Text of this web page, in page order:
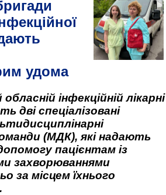
удома
обласній інфекційній лікарні
дві спеціалізовані
(МДК), які надають
пацієнтам із
захворюваннями
за місцем їхнього